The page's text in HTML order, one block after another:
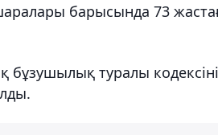
барысында 73
туралы